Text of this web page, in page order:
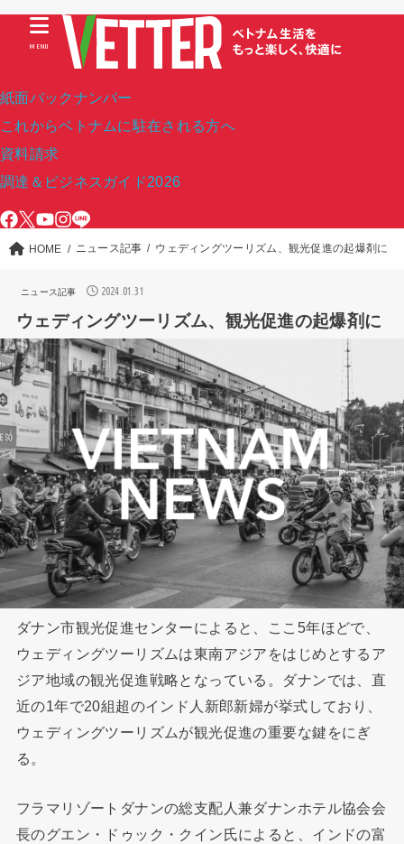
紙面バックナンバー
これからベトナムに駐在される方へ
資料請求
調達＆ビジネスガイド2026
MENU
HOME ニュース記事 ウェディングツーリズム、観光促進の起爆剤に
ニュース記事 2024.01.31
ウェディングツーリズム、観光促進の起爆剤に
ダナン市観光促進センターによると、ここ5年ほどで、
ウェディングツーリズムは東南アジアをはじめとするア
ジア地域の観光促進戦略となっている。ダナンでは、直
近の1年で20組超のインド人新郎新婦が挙式しており、
ウェディングツーリズムが観光促進の重要な鍵をにぎ
る。
フラマリゾートダナンの総支配人兼ダナンホテル協会会
長のグエン・ドゥック・クイン氏によると、インドの富